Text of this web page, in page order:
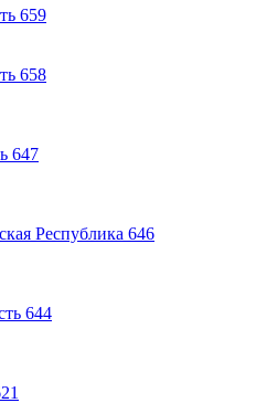
659
658
647
Республика 646
644